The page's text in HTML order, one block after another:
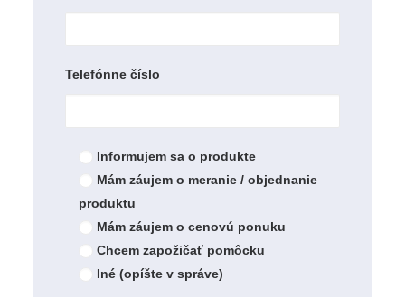
Telefónne číslo
Informujem sa o produkte
Mám záujem o meranie / objednanie
produktu
Mám záujem o cenovú ponuku
Chcem zapožičať pomôcku
Iné (opíšte v správe)